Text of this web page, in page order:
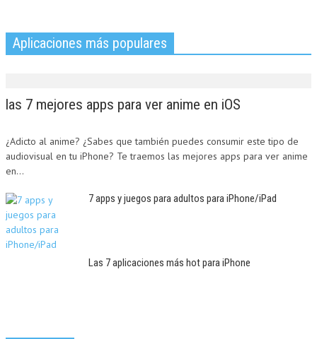
Aplicaciones más populares
las 7 mejores apps para ver anime en iOS
¿Adicto al anime? ¿Sabes que también puedes consumir este tipo de
audiovisual en tu iPhone? Te traemos las mejores apps para ver anime
en...
7 apps y juegos para adultos para iPhone/iPad
Las 7 aplicaciones más hot para iPhone